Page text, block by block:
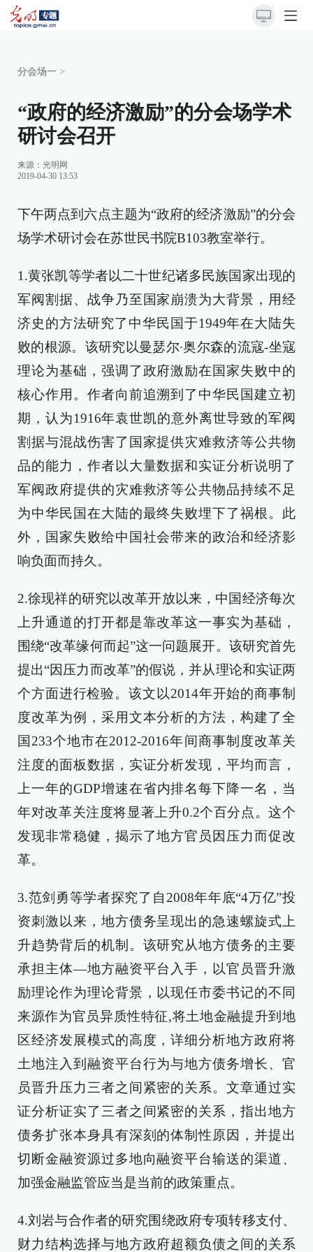
分会场一 >
“政府的经济激励”的分会场学术
研讨会召开
来源： 光明网
2019-04-30 13:53
下午两点到六点主题为“政府的经济激励”的分会
场学术研讨会在苏世民书院B103教室举行。
1.黄张凯等学者以二十世纪诸多民族国家出现的
军阀割据、战争乃至国家崩溃为大背景，用经
济史的方法研究了中华民国于1949年在大陆失
败的根源。该研究以曼瑟尔∙奥尔森的流寇-坐寇
理论为基础，强调了政府激励在国家失败中的
核心作用。作者向前追溯到了中华民国建立初
期，认为1916年袁世凯的意外离世导致的军阀
割据与混战伤害了国家提供灾难救济等公共物
品的能力，作者以大量数据和实证分析说明了
军阀政府提供的灾难救济等公共物品持续不足
为中华民国在大陆的最终失败埋下了祸根。此
外，国家失败给中国社会带来的政治和经济影
响负面而持久。
2.徐现祥的研究以改革开放以来，中国经济每次
上升通道的打开都是靠改革这一事实为基础，
围绕“改革缘何而起”这一问题展开。该研究首先
提出“因压力而改革”的假说，并从理论和实证两
个方面进行检验。该文以2014年开始的商事制
度改革为例，采用文本分析的方法，构建了全
国233个地市在2012-2016年间商事制度改革关
注度的面板数据，实证分析发现，平均而言，
上一年的GDP增速在省内排名每下降一名，当
年对改革关注度将显著上升0.2个百分点。这个
发现非常稳健，揭示了地方官员因压力而促改
革。
3.范剑勇等学者探究了自2008年年底“4万亿”投
资刺激以来，地方债务呈现出的急速螺旋式上
升趋势背后的机制。该研究从地方债务的主要
承担主体—地方融资平台入手，以官员晋升激
励理论作为理论背景，以现任市委书记的不同
来源作为官员异质性特征,将土地金融提升到地
区经济发展模式的高度，详细分析地方政府将
土地注入到融资平台行为与地方债务增长、官
员晋升压力三者之间紧密的关系。文章通过实
证分析证实了三者之间紧密的关系，指出地方
债务扩张本身具有深刻的体制性原因，并提出
切断金融资源过多地向融资平台输送的渠道、
加强金融监管应当是当前的政策重点。
4.刘岩与合作者的研究围绕政府专项转移支付、
财力结构选择与地方政府超额负债之间的关系